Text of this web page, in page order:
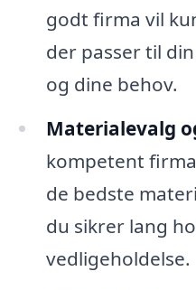
godt firma vil
der passer til
og dine behov.
Materialevalg
kompetent
de bedste
du sikrer lang
vedligeholdelse.